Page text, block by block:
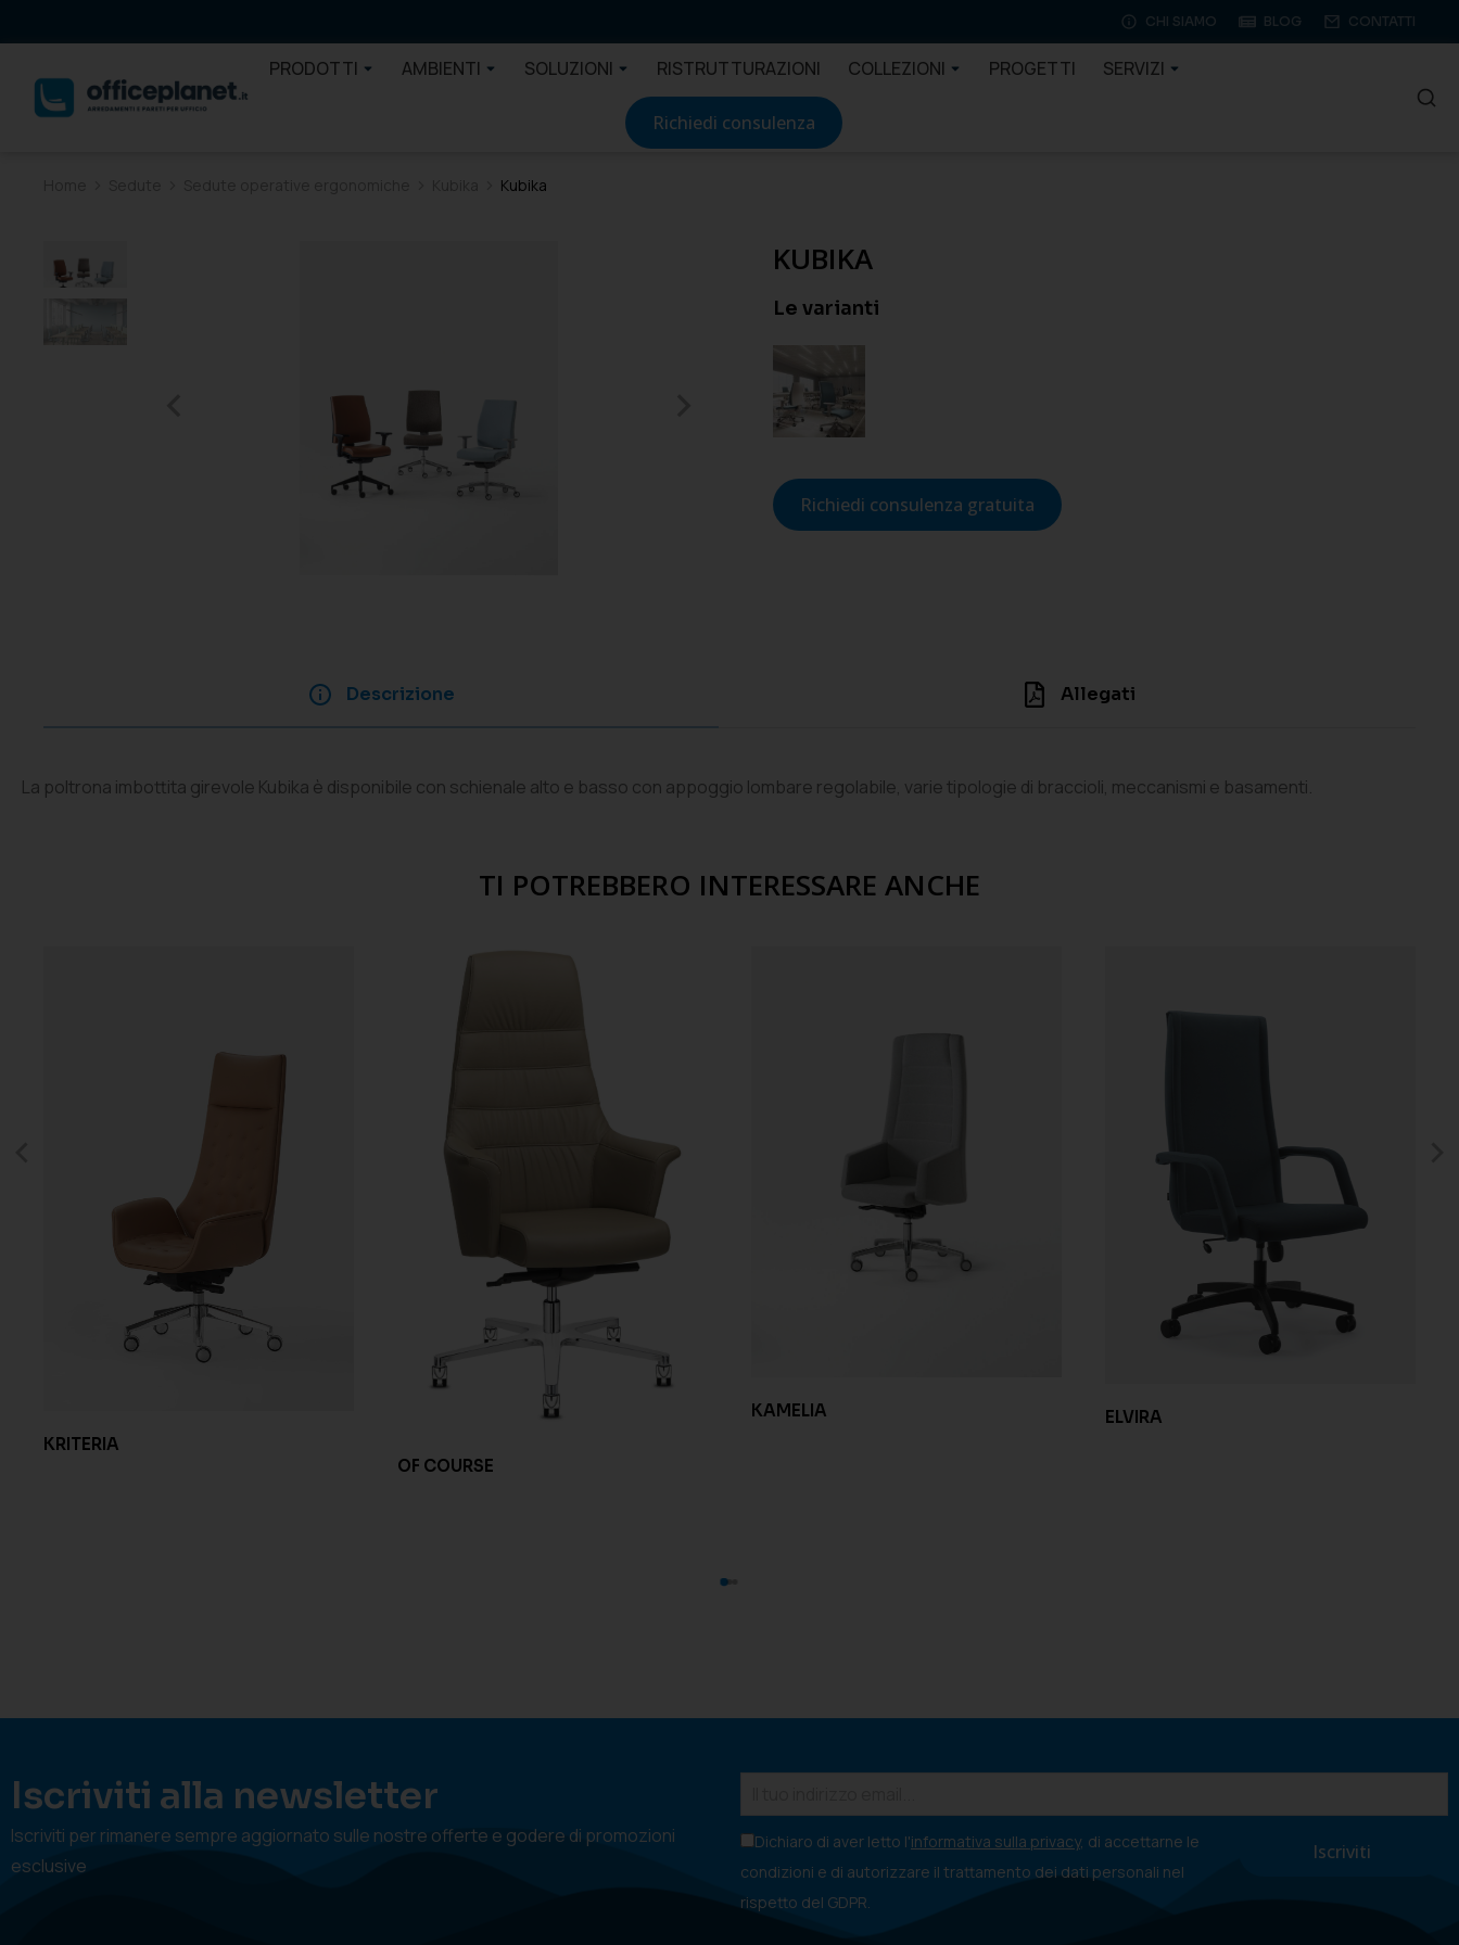
CHI SIAMO BLOG CONTATTI
PRODOTTI AMBIENTI SOLUZIONI RISTRUTTURAZIONI COLLEZIONI PROGETTI SERVIZI
Richiedi consulenza
Kubika
KUBIKA
Le varianti
Richiedi consulenza gratuita
Descrizione Allegati
La poltrona imbottita girevole Kubika è disponibile con schienale alto e basso con appoggio lombare regolabile, varie tipologie di braccioli, meccanismi e basamenti.
TI POTREBBERO INTERESSARE ANCHE
KRITERIA
OF COURSE
KAMELIA ELVIRA
Iscriviti alla newsletter
Iscriviti per rimanere sempre aggiornato sulle nostre offerte e godere di promozioni
esclusive
Dichiaro di aver letto l'informativa sulla privacy, di accettarne le
condizioni e di autorizzare il trattamento dei dati personali nel
rispetto del GDPR.